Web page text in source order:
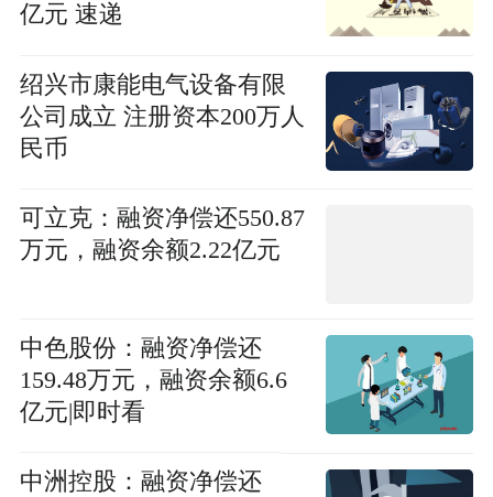
亿元 速递
绍兴市康能电气设备有限
公司成立 注册资本200万人
民币
可立克：融资净偿还550.87
万元，融资余额2.22亿元
中色股份：融资净偿还
159.48万元，融资余额6.6
亿元|即时看
中洲控股：融资净偿还